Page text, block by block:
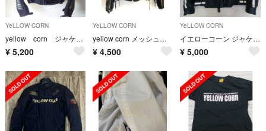
YeLLOW CORN
yellow corn ジャケット
¥ 5,200
YeLLOW CORN
yellow corn メッシュジャケット
¥ 4,500
YeLLOW CORN
イエローコーン ジャケット BB-8308 LL
¥ 5,000